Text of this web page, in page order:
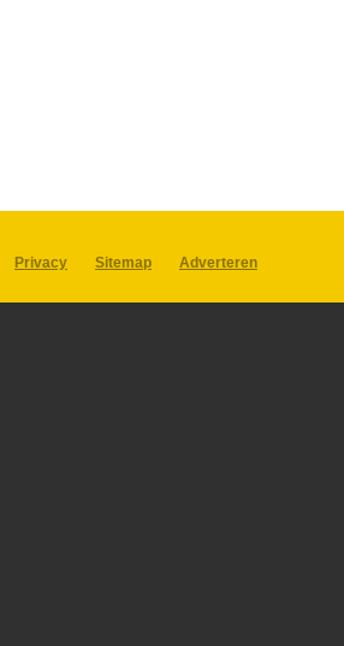
Privacy Sitemap
Adverteren